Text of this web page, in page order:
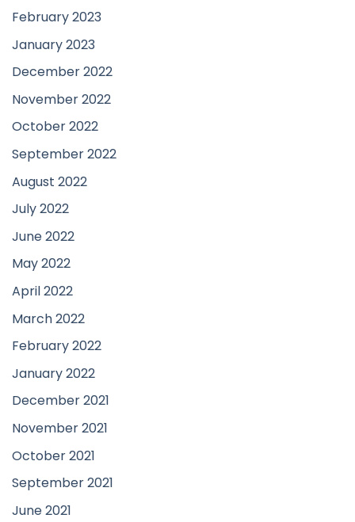
February 2023
January 2023
December 2022
November 2022
October 2022
September 2022
August 2022
July 2022
June 2022
May 2022
April 2022
March 2022
February 2022
January 2022
December 2021
November 2021
October 2021
September 2021
June 2021